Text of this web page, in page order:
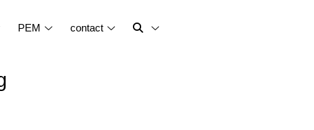
PEM contact